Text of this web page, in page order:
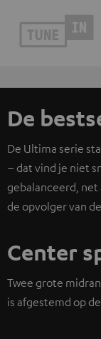
De
De Ultima serie
– dat vind je niet
gebalanceerd, net
de opvolger van
Center
Twee grote
is afgestemd op